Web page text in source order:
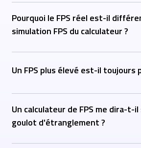
Pourquoi le FPS réel est-il
simulation FPS du calculateur ?
Un FPS plus élevé est-il toujours
Un calculateur de FPS me dira-t-il
goulot d'étranglement ?